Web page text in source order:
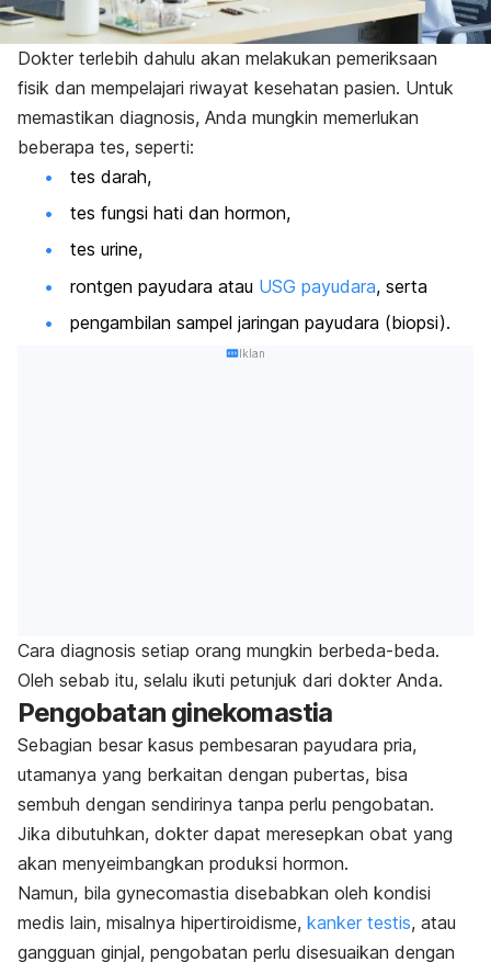
Dokter terlebih dahulu akan melakukan pemeriksaan
fisik dan mempelajari riwayat kesehatan pasien. Untuk
memastikan diagnosis, Anda mungkin memerlukan
beberapa tes, seperti:
tes darah,
tes fungsi hati dan hormon,
tes urine,
rontgen payudara atau USG payudara, serta
pengambilan sampel jaringan payudara (biopsi).
Iklan
Cara diagnosis setiap orang mungkin berbeda-beda.
Oleh sebab itu, selalu ikuti petunjuk dari dokter Anda.
Pengobatan ginekomastia
Sebagian besar kasus pembesaran payudara pria,
utamanya yang berkaitan dengan pubertas, bisa
sembuh dengan sendirinya tanpa perlu pengobatan.
Jika dibutuhkan, dokter dapat meresepkan obat yang
akan menyeimbangkan produksi hormon.
Namun, bila gynecomastia disebabkan oleh kondisi
medis lain, misalnya hipertiroidisme, kanker testis, atau
gangguan ginjal, pengobatan perlu disesuaikan dengan